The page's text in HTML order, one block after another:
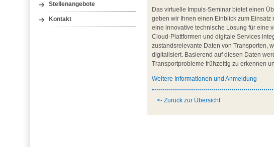
Stellenangebote
Kontakt
Das virtuelle Impuls-Seminar bietet einen
geben wir Ihnen einen Einblick zum
eine innovative technische Lösung für eine
Cloud-Plattformen und digitale Services
zustandsrelevante Daten von Transporten,
digitalisiert. Basierend auf diesen Daten
Transportprobleme frühzeitig zu erkennen
Weitere Informationen und Anmeldung
<- Zurück zur Übersicht